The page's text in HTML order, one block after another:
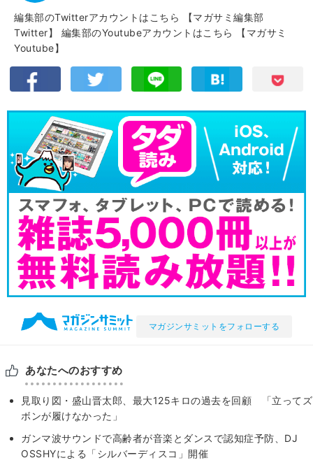
編集部のTwitterアカウントはこちら
【マガサミ編集部
Twitter】
編集部のYoutubeアカウントはこちら
【マガサミ
Youtube】
マガジンサミットをフォローする
あなたへのおすすめ
見取り図・盛山晋太郎、最大125キロの過去を回顧 「立ってズ
ボンが履けなかった」
ガンマ波サウンドで高齢者が音楽とダンスで認知症予防、DJ
OSSHYによる「シルバーディスコ」開催